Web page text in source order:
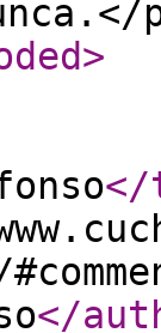
>
</